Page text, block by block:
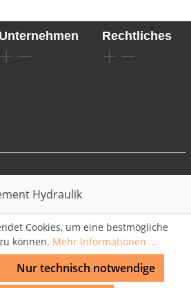
Unternehmen Rechtliches
Hydraulik
Cookies, um eine bestmögliche
können. Mehr Informationen ...
Nur technisch notwendige